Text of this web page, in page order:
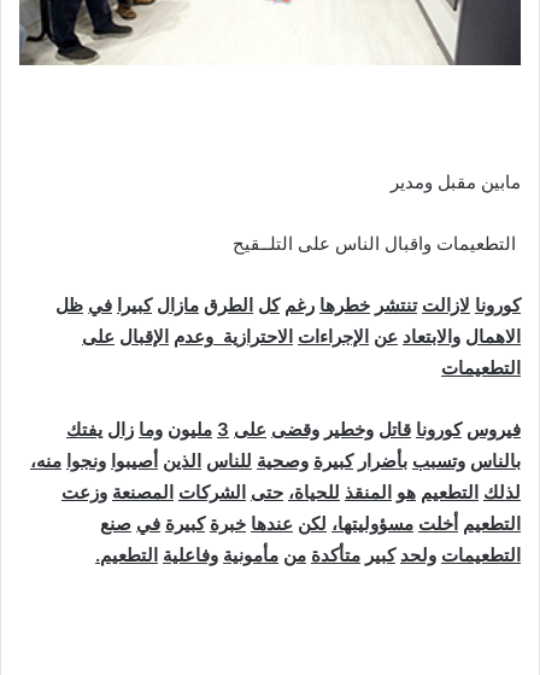
مابين مقبل ومدير
كورونا لازالت تنتشر خطرها رغم كل الطرق مازال كبيرا في ظل
الاهمال والابتعاد عن الإجراءات الاحترازية وعدم الإقبال على
التطعيمات
فيروس كورونا قاتل وخطير وقضى على 3 مليون وما زال يفتك
بالناس وتسبب بأضرار كبيرة وصحية للناس الذين أصيبوا ونجوا منه،
لذلك التطعيم هو المنقذ للحياة، حتى الشركات المصنعة وزعت
التطعيم أخلت مسؤوليتها، لكن عندها خبرة كبيرة في صنع
التطعيمات ولحد كبير متأكدة من مأمونية وفاعلية التطعيم.